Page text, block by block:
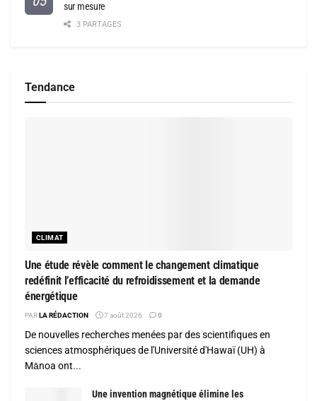
sur mesure
3 PARTAGES
Tendance
CLIMAT
Une étude révèle comment le changement climatique
redéfinit l’efficacité du refroidissement et la demande
énergétique
PARLA RÉDACTION 7 août 2026 0
De nouvelles recherches menées par des scientifiques en
sciences atmosphériques de l'Université d'Hawaï (UH) à
Mānoa ont...
Une invention magnétique élimine les